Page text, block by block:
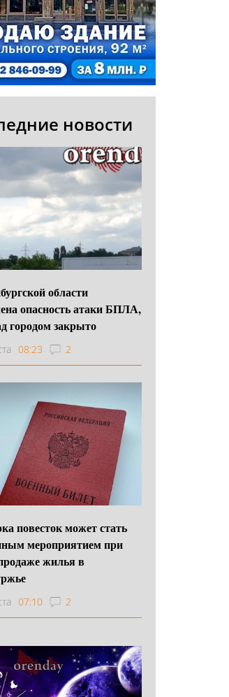
новости
области
опасность атаки БПЛА,
городом закрыто
08:23 2
повесток может стать
мероприятием при
жилья в
07:10 2